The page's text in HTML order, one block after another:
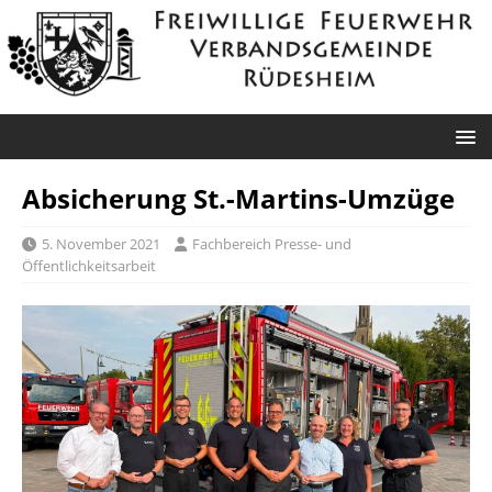
Absicherung St.-Martins-Umzüge
5. November 2021
Fachbereich Presse- und
Öffentlichkeitsarbeit